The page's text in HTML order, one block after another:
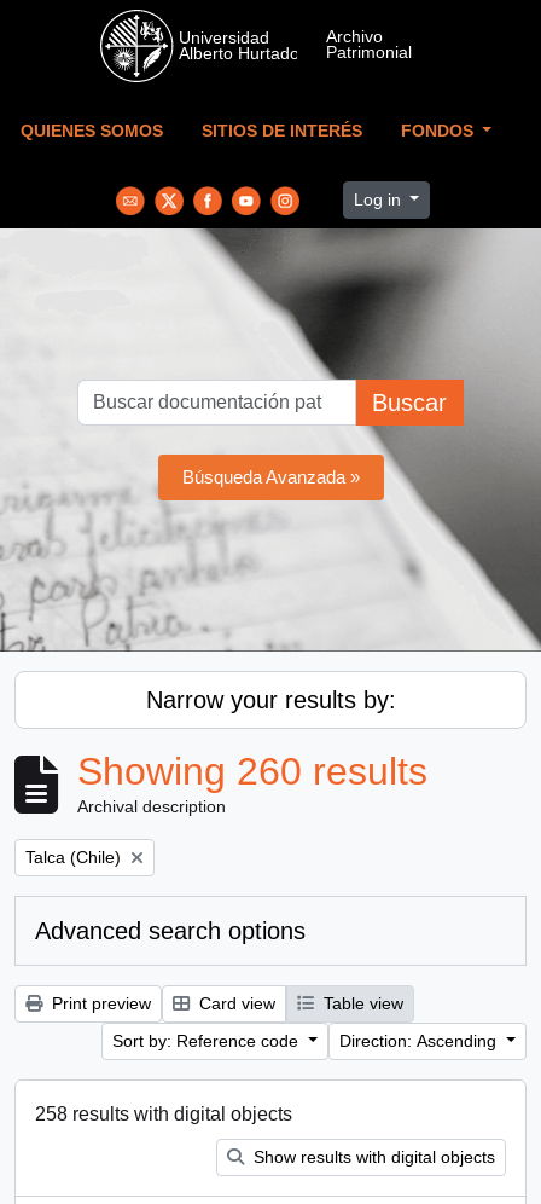
Skip to main content
QUIENES SOMOS SITIOS DE INTERÉS FONDOS
Log in
Buscar
Búsqueda Avanzada »
Narrow your results by:
Showing 260 results
Archival description
Remove filter:
Talca (Chile)
Advanced search options
Print preview Card view
Table view
Sort by: Reference code
Direction: Ascending
258 results with digital objects
Show results with digital objects